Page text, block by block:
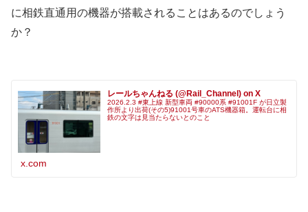
に相鉄直通用の機器が搭載されることはあるのでしょう
か？
レールちゃんねる (@Rail_Channel) on X
2026.2.3 #東上線 新型車両 #90000系 #91001F が日立製
作所より出荷(その5)91001号車のATS機器箱。運転台に相
鉄の文字は見当たらないとのこと
x.com